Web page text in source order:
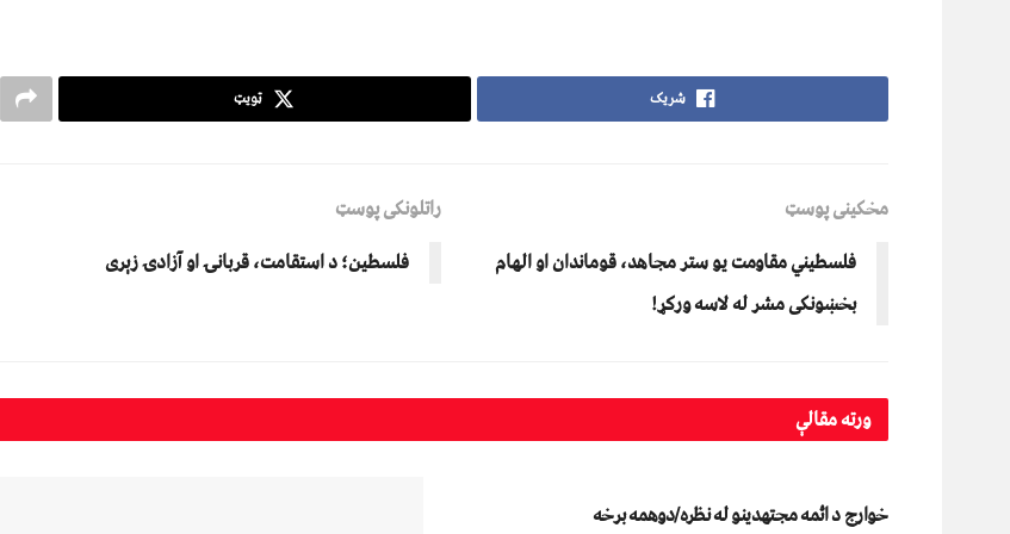
شریک ټویټ
مخکینی پوسټ
فلسطيني مقاومت يو ستر مجاهد، قوماندان او الهام
بخښونکی مشر له لاسه ورکړ!
راتلونکی پوسټ
فلسطین؛ د استقامت، قربانۍ او آزادۍ زېرى
ورتهمقالې
دیني لیکني
خوارج د ائمه مجتهدينو له نظره/دوهمه برخه